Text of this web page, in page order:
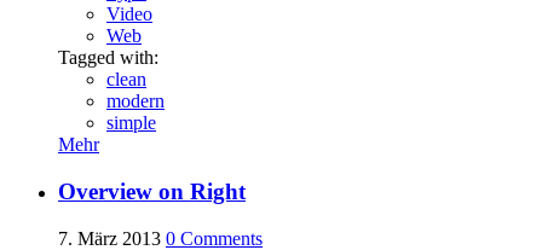
Video
Web
Tagged with:
clean
modern
simple
Mehr
Overview on Right
7. März 2013 0 Comments